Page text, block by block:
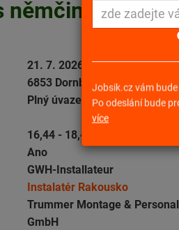
němčinou (m/ž/
21. 7. 2026
6853 Dornbirn
Plný úvazek
16,44 - 18,41 EUR za hodinu
Ano
GWH-Installateur
Instalatér Rakousko
Trummer Montage & Personal
GmbH
Jobsik.cz vám
Po odeslání bude